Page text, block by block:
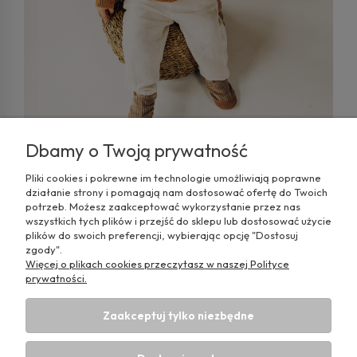
najczęstsze błędy popełniane przez rodziców podczas
wybierania butów dla malucha, aby unikanie ich było dla
Kolekcja Cuddly od TITOT – miękkie sztruksy
w 19 bajecznych kolorach
czytaj całość
Moje konto
Dbamy o Twoją prywatność
Pliki cookies i pokrewne im technologie umożliwiają poprawne
działanie strony i pomagają nam dostosować ofertę do Twoich
potrzeb. Możesz zaakceptować wykorzystanie przez nas
wszystkich tych plików i przejść do sklepu lub dostosować użycie
plików do swoich preferencji, wybierając opcję "Dostosuj
zgody".
Więcej o plikach cookies przeczytasz w naszej Polityce
prywatności.
Zaakceptuj tylko niezbędne